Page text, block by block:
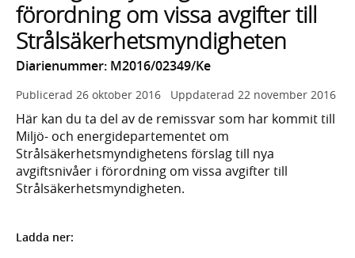
förordning om vissa avgifter till
Strålsäkerhetsmyndigheten
Diarienummer: M2016/02349/Ke
Publicerad 26 oktober 2016 Uppdaterad 22 november 2016
Här kan du ta del av de remissvar som har kommit till
Miljö- och energidepartementet om
Strålsäkerhetsmyndighetens förslag till nya
avgiftsnivåer i förordning om vissa avgifter till
Strålsäkerhetsmyndigheten.
Ladda ner: